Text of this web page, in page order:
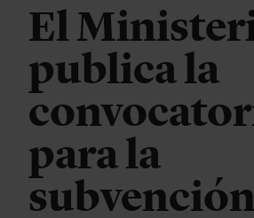
El
publica la
para la